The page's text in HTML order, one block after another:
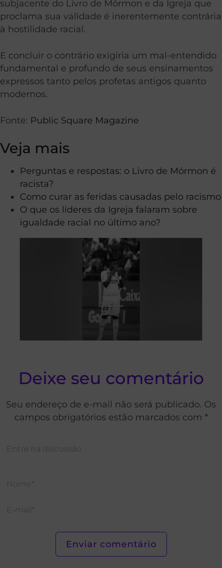
subjacente do Livro de Mórmon e da Igreja que
proclama sua validade é inerentemente contrária
à hostilidade racial.
E concluir o contrário exigiria um mal-entendido
fundamental e profundo de seus ensinamentos
expressos tanto pelos profetas antigos quanto
modernos.
Fonte: Public Square Magazine
Veja mais
Perguntas e respostas: o Livro de Mórmon é
racista?
Como curar as feridas causadas pelo racismo
O que os líderes da Igreja falaram sobre
igualdade racial no último ano?
Deixe seu comentário
Seu endereço de e-mail não será publicado. Os
campos obrigatórios estão marcados com *